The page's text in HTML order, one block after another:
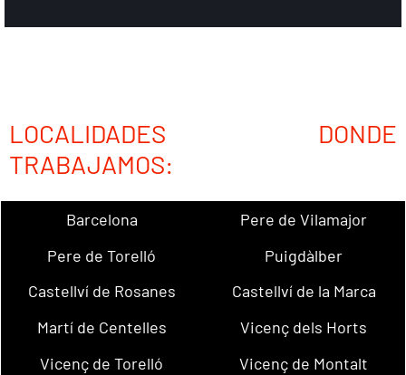
LOCALIDADES DONDE
TRABAJAMOS:
Barcelona
Pere de Vilamajor
Pere de Torelló
Puigdàlber
Castellví de Rosanes
Castellví de la Marca
Martí de Centelles
Vicenç dels Horts
Vicenç de Torelló
Vicenç de Montalt